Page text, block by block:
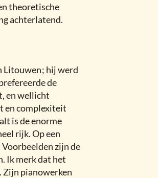
theoretische
achterlatend.
Litouwen; hij werd
de
en wellicht
en complexiteit
is de enorme
rijk. Op een
zijn de
Ik merk dat het
Zijn pianowerken